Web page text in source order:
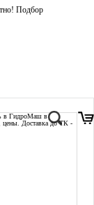
Подбор
в ГидроМаш в
цены. Доставка до ТК -